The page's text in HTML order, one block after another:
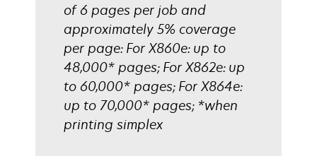
of 6 pages per job and
approximately 5% coverage
per page: For X860e: up to
48,000* pages; For X862e: up
to 60,000* pages; For X864e:
up to 70,000* pages; *when
printing simplex